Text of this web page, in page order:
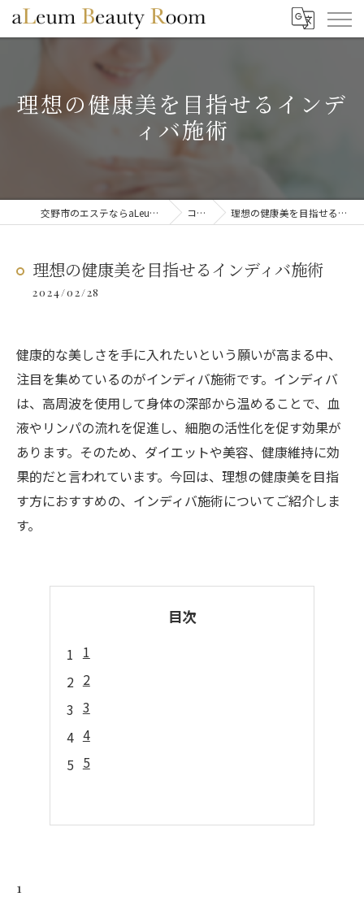
理想の健康美を目指せるインデ
ィバ施術
交野市のエステならaLeum Beauty Room コラム 理想の健康美を目指せるインディバ施術
理想の健康美を目指せるインディバ施術
2024/02/28
健康的な美しさを手に入れたいという願いが高まる中、
注目を集めているのがインディバ施術です。インディバ
は、高周波を使用して身体の深部から温めることで、血
液やリンパの流れを促進し、細胞の活性化を促す効果が
あります。そのため、ダイエットや美容、健康維持に効
果的だと言われています。今回は、理想の健康美を目指
す方におすすめの、インディバ施術についてご紹介しま
す。
目次
1
2
3
4
5
1